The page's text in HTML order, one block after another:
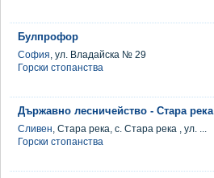
Булпрофор
София, ул. Владайска № 29
Горски стопанства
Държавно лесничейство - Стара река
Сливен, Стара река, с. Стара река , ул. ...
Горски стопанства